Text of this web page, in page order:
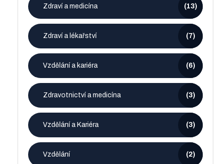
Zdraví a medicína (13)
Zdraví a lékařství (7)
Vzdělání a kariéra (6)
Zdravotnictví a medicína (3)
Vzdělání a Kariéra (3)
Vzdělání (2)